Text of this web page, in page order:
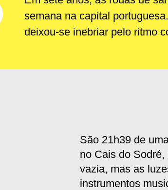
semana na capital
deixou-se inebriar pelo ritmo
São 21h39 de
no Cais do
vazia, mas as
instrumentos